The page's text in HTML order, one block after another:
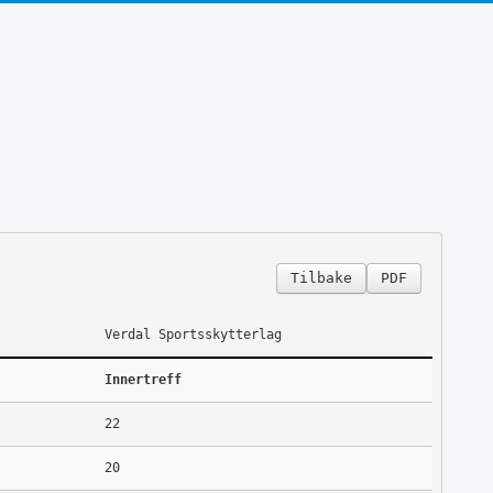
PDF
Tilbake
Verdal Sportsskytterlag
Innertreff
22
20